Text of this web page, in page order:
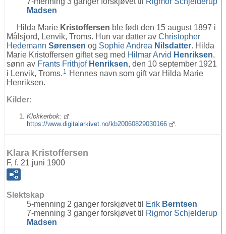
Madsen
Hilda Marie Kristoffersen ble født den 15 august 1897 i
Målsjord, Lenvik, Troms. Hun var datter av Christopher
Hedemann Sørensen og Sophie Andrea Nilsdatter. Hilda
Marie Kristoffersen giftet seg med Hilmar Arvid Henriksen,
sønn av Frants Frithjof Henriksen, den 10 september 1921
i Lenvik, Troms. 1 Hennes navn som gift var Hilda Marie
Henriksen.
Kilder:
Klokkerbok:
https://www.digitalarkivet.no/kb20060829030166
.
Klara Kristoffersen
F, f. 21 juni 1900
Slektskap
5-menning 2 ganger forskjøvet til
Erik Berntsen
7-menning 3 ganger forskjøvet til
Rigmor Schjelderup
Madsen